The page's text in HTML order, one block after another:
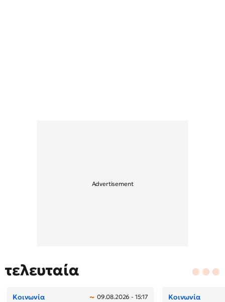
τελευταία
Κοινωνία 09.08.2026 - 15:17 Κοινωνία